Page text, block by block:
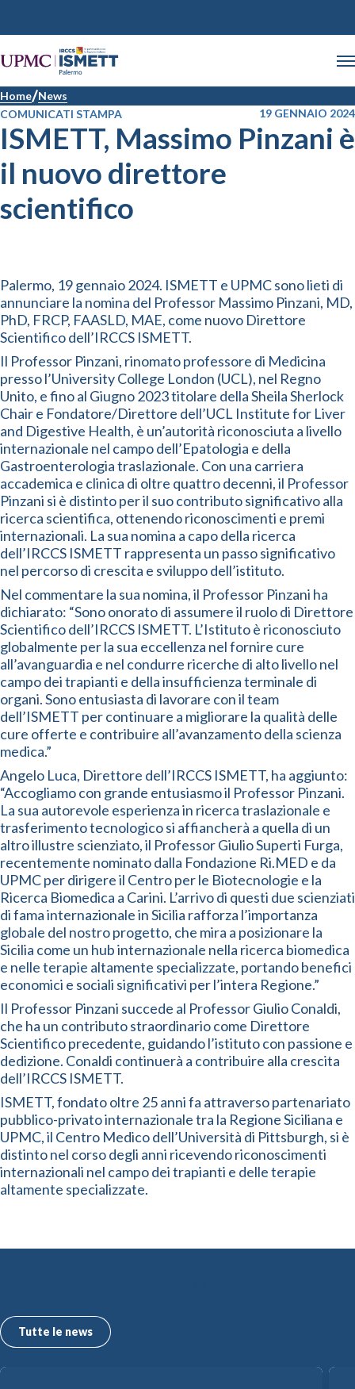
Home News
COMUNICATI STAMPA
19 GENNAIO 2024
ISMETT, Massimo Pinzani è
il nuovo direttore
scientifico
Palermo, 19 gennaio 2024. ISMETT e UPMC sono lieti di
annunciare la nomina del Professor Massimo Pinzani, MD,
PhD, FRCP, FAASLD, MAE, come nuovo Direttore
Scientifico dell’IRCCS ISMETT.
Il Professor Pinzani, rinomato professore di Medicina
presso l’University College London (UCL), nel Regno
Unito, e fino al Giugno 2023 titolare della Sheila Sherlock
Chair e Fondatore/Direttore dell’UCL Institute for Liver
and Digestive Health, è un’autorità riconosciuta a livello
internazionale nel campo dell’Epatologia e della
Gastroenterologia traslazionale. Con una carriera
accademica e clinica di oltre quattro decenni, il Professor
Pinzani si è distinto per il suo contributo significativo alla
ricerca scientifica, ottenendo riconoscimenti e premi
internazionali. La sua nomina a capo della ricerca
dell’IRCCS ISMETT rappresenta un passo significativo
nel percorso di crescita e sviluppo dell’istituto.
Nel commentare la sua nomina, il Professor Pinzani ha
dichiarato: “Sono onorato di assumere il ruolo di Direttore
Scientifico dell’IRCCS ISMETT. L’Istituto è riconosciuto
globalmente per la sua eccellenza nel fornire cure
all’avanguardia e nel condurre ricerche di alto livello nel
campo dei trapianti e della insufficienza terminale di
organi. Sono entusiasta di lavorare con il team
dell’ISMETT per continuare a migliorare la qualità delle
cure offerte e contribuire all’avanzamento della scienza
medica.”
Angelo Luca, Direttore dell’IRCCS ISMETT, ha aggiunto:
“Accogliamo con grande entusiasmo il Professor Pinzani.
La sua autorevole esperienza in ricerca traslazionale e
trasferimento tecnologico si affiancherà a quella di un
altro illustre scienziato, il Professor Giulio Superti Furga,
recentemente nominato dalla Fondazione Ri.MED e da
UPMC per dirigere il Centro per le Biotecnologie e la
Ricerca Biomedica a Carini. L’arrivo di questi due scienziati
di fama internazionale in Sicilia rafforza l’importanza
globale del nostro progetto, che mira a posizionare la
Sicilia come un hub internazionale nella ricerca biomedica
e nelle terapie altamente specializzate, portando benefici
economici e sociali significativi per l’intera Regione.”
Il Professor Pinzani succede al Professor Giulio Conaldi,
che ha un contributo straordinario come Direttore
Scientifico precedente, guidando l’istituto con passione e
dedizione. Conaldi continuerà a contribuire alla crescita
dell’IRCCS ISMETT.
ISMETT, fondato oltre 25 anni fa attraverso partenariato
pubblico-privato internazionale tra la Regione Siciliana e
UPMC, il Centro Medico dell’Università di Pittsburgh, si è
distinto nel corso degli anni ricevendo riconoscimenti
internazionali nel campo dei trapianti e delle terapie
altamente specializzate.
Tutte le news